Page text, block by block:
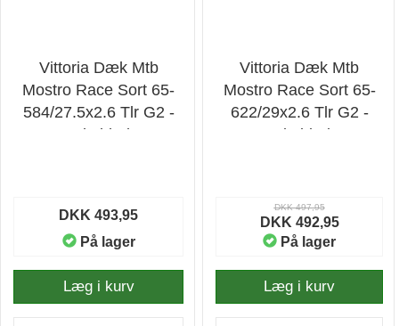
Vittoria Dæk Mtb
Mostro Race Sort 65-
584/27.5x2.6 Tlr G2 -
Cykeldæk
DKK 493,95
På lager
Læg i kurv
Vittoria Dæk Mtb
Mostro Race Sort 65-
622/29x2.6 Tlr G2 -
Cykeldæk
DKK 497,95
DKK 492,95
På lager
Læg i kurv